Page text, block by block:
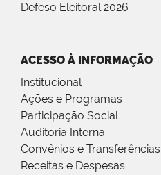
Defeso Eleitoral 2026
ACESSO À INFORMAÇÃO
Institucional
Ações e Programas
Participação Social
Auditoria Interna
Convênios e Transferências
Receitas e Despesas